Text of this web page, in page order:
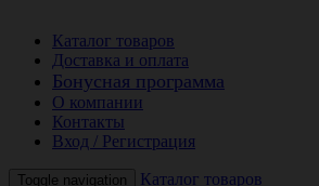
Каталог товаров
Доставка и оплата
Бонусная программа
О компании
Контакты
Вход / Регистрация
Toggle navigation Каталог товаров